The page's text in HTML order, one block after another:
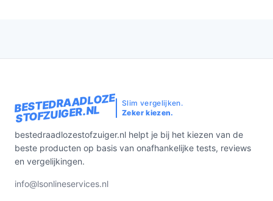
BESTEDRAADLOZE
STOFZUIGER.NL
Slim vergelijken.
Zeker kiezen.
bestedraadlozestofzuiger.nl helpt je bij het kiezen van de
beste producten op basis van onafhankelijke tests, reviews
en vergelijkingen.
info@lsonlineservices.nl